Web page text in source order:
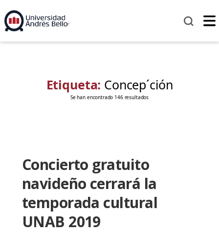
Etiqueta: Concep´ción
Se han encontrado 146 resultados
Concierto gratuito
navideño cerrará la
temporada cultural
UNAB 2019